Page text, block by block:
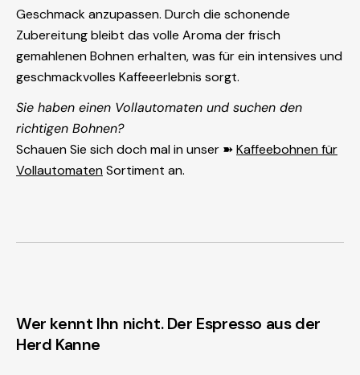
Geschmack anzupassen. Durch die schonende
Zubereitung bleibt das volle Aroma der frisch
gemahlenen Bohnen erhalten, was für ein intensives und
geschmackvolles Kaffeeerlebnis sorgt.
Sie haben einen Vollautomaten und suchen den
richtigen Bohnen?
Schauen Sie sich doch mal in unser ➽Kaffeebohnen für
VollautomatenSortiment an.
Wer kennt Ihn nicht. Der Espresso aus der
Herd Kanne